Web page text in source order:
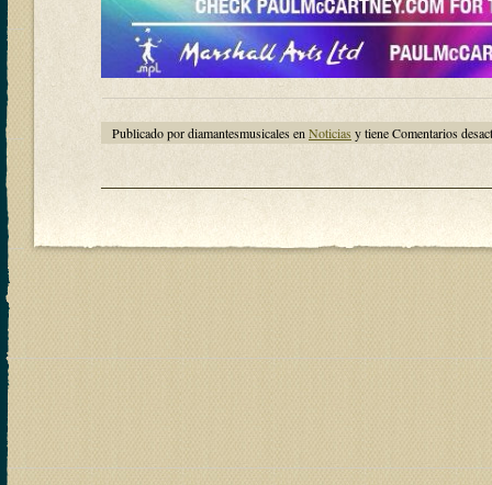
Publicado por diamantesmusicales en Noticias y tieneComentarios